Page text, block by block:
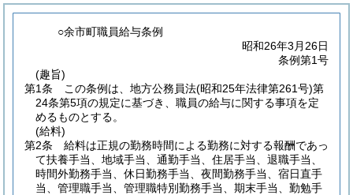
○余市町職員給与条例
昭和26年3月26日
条例第1号
(趣旨)
第1条
この条例は、地方公務員法(昭和25年法律第261号)第
24条第5項の規定に基づき、職員の給与に関する事項を定
めるものとする。
(給料)
第2条
給料は正規の勤務時間による勤務に対する報酬であっ
て扶養手当、地域手当、通勤手当、住居手当、退職手当、
時間外勤務手当、休日勤務手当、夜間勤務手当、宿日直手
当、管理職手当、管理職特別勤務手当、期末手当、勤勉手